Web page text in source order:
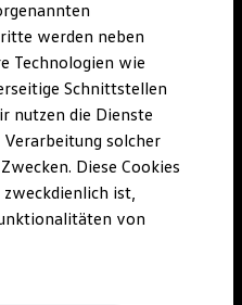
AU
Checks
Zubehör
werden neben
Technologien wie
Schnittstellen
nutzen die Dienste
solcher
Diese Cookies
ist,
von